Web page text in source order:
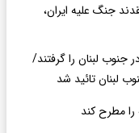
جنگ علیه ایران،
جنوب لبنان را گرفتند/
لبنان تائید شد
را مطرح کند